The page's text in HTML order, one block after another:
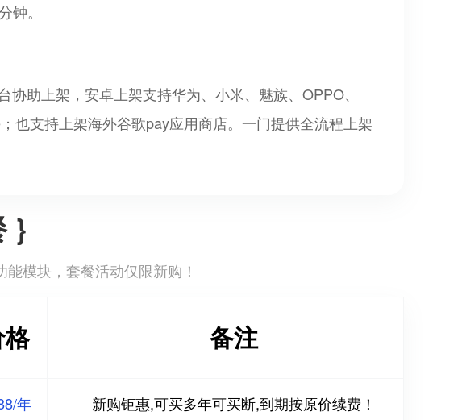
。
助上架，安卓上架支持华为、小米、魅族、OPPO、
也支持上架海外谷歌pay应用商店。一门提供全流程上架
}
能模块，套餐活动仅限新购！
备注
年 新购钜惠,可买多年可买断,到期按原价续费！